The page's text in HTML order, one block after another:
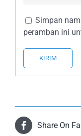
Simpan
peramban ini
Share On